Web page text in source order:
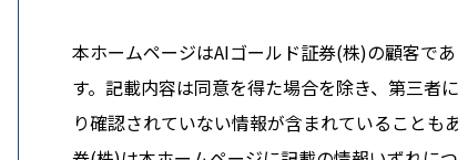
本ホームページはAIゴールド証券(株)の顧客で
す。記載内容は同意を得た場合を除き、第三者
り確認されていない情報が含まれていること